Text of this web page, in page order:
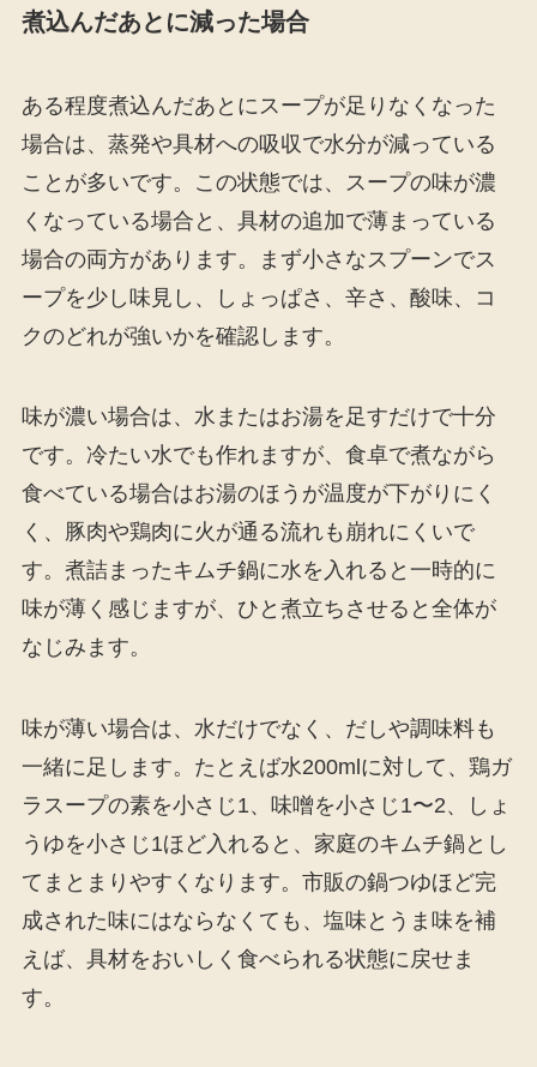
煮込んだあとに減った場合
ある程度煮込んだあとにスープが足りなくなった
場合は、蒸発や具材への吸収で水分が減っている
ことが多いです。この状態では、スープの味が濃
くなっている場合と、具材の追加で薄まっている
場合の両方があります。まず小さなスプーンでス
ープを少し味見し、しょっぱさ、辛さ、酸味、コ
クのどれが強いかを確認します。
味が濃い場合は、水またはお湯を足すだけで十分
です。冷たい水でも作れますが、食卓で煮ながら
食べている場合はお湯のほうが温度が下がりにく
く、豚肉や鶏肉に火が通る流れも崩れにくいで
す。煮詰まったキムチ鍋に水を入れると一時的に
味が薄く感じますが、ひと煮立ちさせると全体が
なじみます。
味が薄い場合は、水だけでなく、だしや調味料も
一緒に足します。たとえば水200mlに対して、鶏ガ
ラスープの素を小さじ1、味噌を小さじ1〜2、しょ
うゆを小さじ1ほど入れると、家庭のキムチ鍋とし
てまとまりやすくなります。市販の鍋つゆほど完
成された味にはならなくても、塩味とうま味を補
えば、具材をおいしく食べられる状態に戻せま
す。